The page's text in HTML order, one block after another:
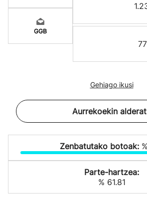
GGB
Gehiago ikusi
Aurrekoekin
Zenbatutako botoak:
Parte-hartzea:
% 61.81